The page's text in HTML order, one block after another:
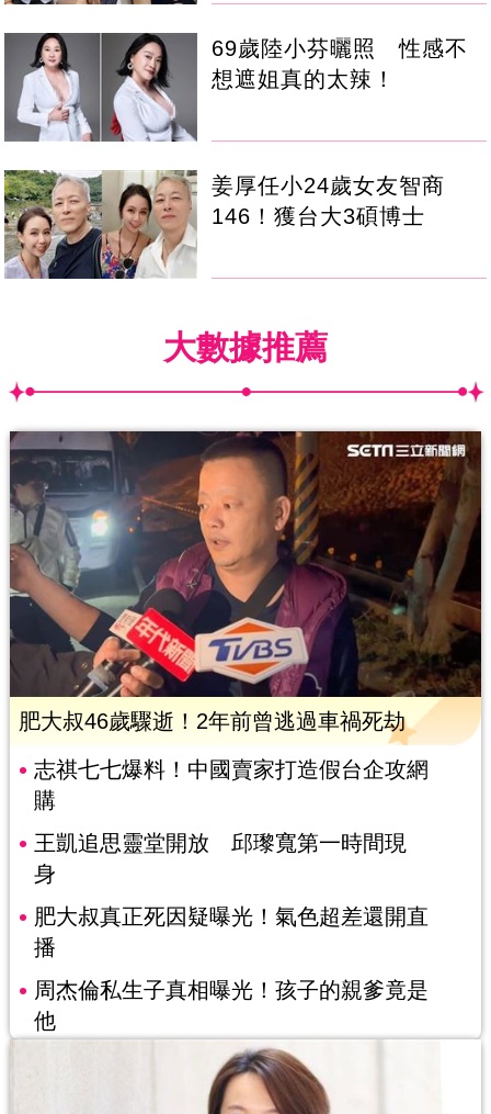
69歲陸小芬曬照 性感不
想遮姐真的太辣！
姜厚任小24歲女友智商
146！獲台大3碩博士
大數據推薦
肥大叔46歲驟逝！2年前曾逃過車禍死劫
志祺七七爆料！中國賣家打造假台企攻網
購
王凱追思靈堂開放 邱瓈寬第一時間現
身
肥大叔真正死因疑曝光！氣色超差還開直
播
周杰倫私生子真相曝光！孩子的親爹竟是
他